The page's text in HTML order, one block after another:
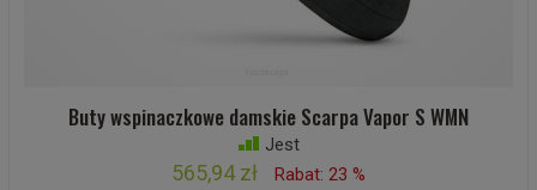
Buty wspinaczkowe damskie Scarpa Vapor S WMN
Jest
565,94 zł Rabat: 23 %